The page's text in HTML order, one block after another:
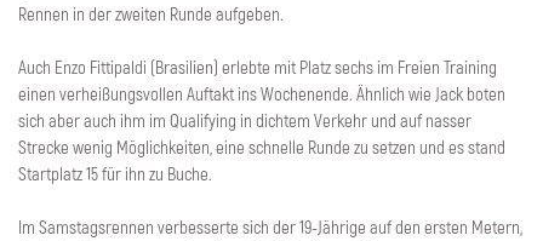
Rennen in der zweiten Runde aufgeben.
Auch Enzo Fittipaldi (Brasilien) erlebte mit Platz sechs im Freien Training
einen verheißungsvollen Auftakt ins Wochenende. Ähnlich wie Jack boten
sich aber auch ihm im Qualifying in dichtem Verkehr und auf nasser
Strecke wenig Möglichkeiten, eine schnelle Runde zu setzen und es stand
Startplatz 15 für ihn zu Buche.
Im Samstagsrennen verbesserte sich der 19-Jährige auf den ersten Metern,